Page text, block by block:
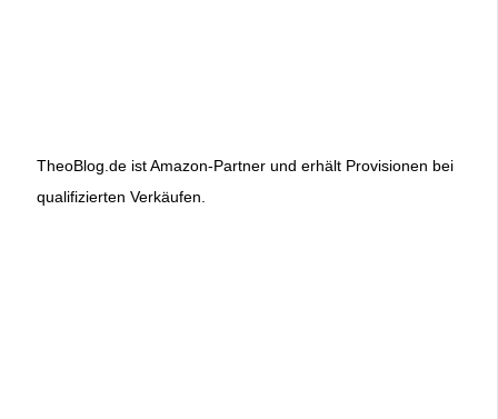
TheoBlog.de ist Amazon-Partner und erhält Provisionen bei
qualifizierten Verkäufen.